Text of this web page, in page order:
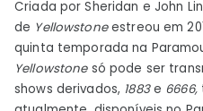
Criada por Sheridan e John
de Yellowstoneestreou em
quinta temporada na
Yellowstonesó pode ser
shows derivados, 1883e 6666,